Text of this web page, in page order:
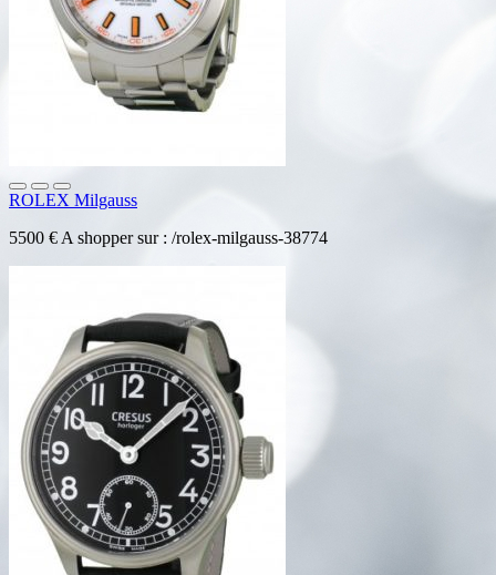
ROLEX Milgauss
5500 € A shopper sur : /rolex-milgauss-38774